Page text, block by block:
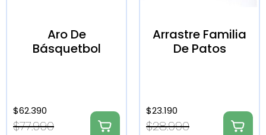
Aro De
Básquetbol
$77.990
$62.390
Arrastre Familia
De Patos
$28.990
$23.190